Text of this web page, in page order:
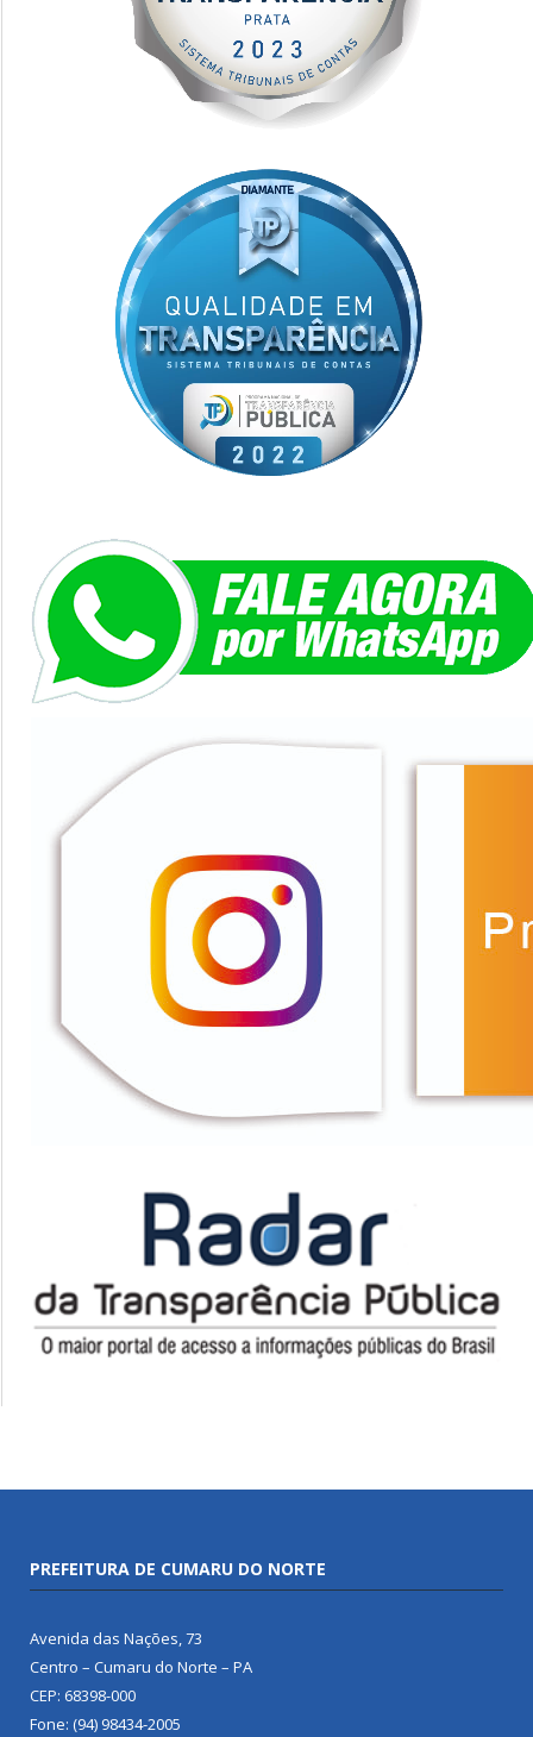
PREFEITURA DE CUMARU DO NORTE
Avenida das Nações, 73
Centro – Cumaru do Norte – PA
CEP: 68398-000
Fone: (94) 98434-2005